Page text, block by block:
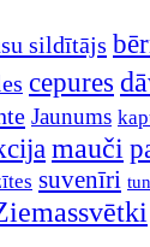
sildītājs
cepures
Jaunums
mauči
suvenīri